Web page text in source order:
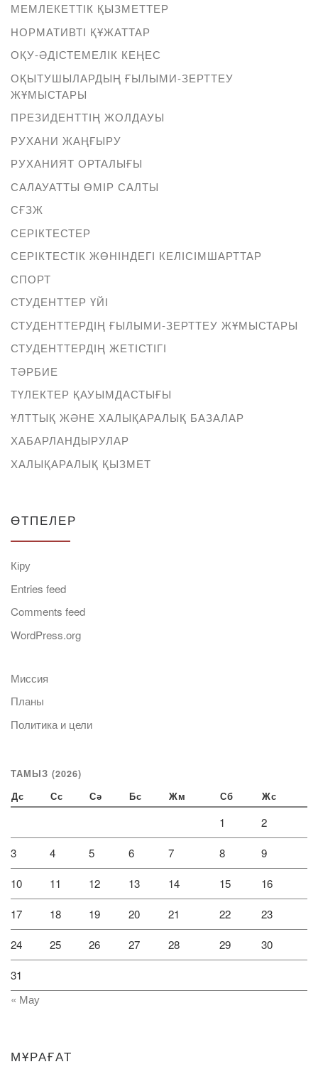
МЕМЛЕКЕТТІК ҚЫЗМЕТТЕР
НОРМАТИВТІ ҚҰЖАТТАР
ОҚУ-ӘДІСТЕМЕЛІК КЕҢЕС
ОҚЫТУШЫЛАРДЫҢ ҒЫЛЫМИ-ЗЕРТТЕУ
ЖҰМЫСТАРЫ
ПРЕЗИДЕНТТІҢ ЖОЛДАУЫ
РУХАНИ ЖАҢҒЫРУ
РУХАНИЯТ ОРТАЛЫҒЫ
САЛАУАТТЫ ӨМІР САЛТЫ
СҒЗЖ
СЕРІКТЕСТЕР
СЕРІКТЕСТІК ЖӨНІНДЕГІ КЕЛІСІМШАРТТАР
СПОРТ
СТУДЕНТТЕР ҮЙІ
СТУДЕНТТЕРДІҢ ҒЫЛЫМИ-ЗЕРТТЕУ ЖҰМЫСТАРЫ
СТУДЕНТТЕРДІҢ ЖЕТІСТІГІ
ТӘРБИЕ
ТҮЛЕКТЕР ҚАУЫМДАСТЫҒЫ
ҰЛТТЫҚ ЖӘНЕ ХАЛЫҚАРАЛЫҚ БАЗАЛАР
ХАБАРЛАНДЫРУЛАР
ХАЛЫҚАРАЛЫҚ ҚЫЗМЕТ
ӨТПЕЛЕР
Кіру
Entries feed
Comments feed
WordPress.org
Миссия
Планы
Политика и цели
ТАМЫЗ (2026)
Дс Сс Сә Бс Жм Сб Жс
1 2
3 4 5 6 7 8 9
10 11 12 13 14 15 16
17 18 19 20 21 22 23
24 25 26 27 28 29 30
31
« Мау
МҰРАҒАТ